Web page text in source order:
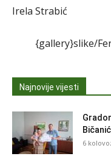
Irela Strabić
{gallery}slike/
Najnovije vijesti
6